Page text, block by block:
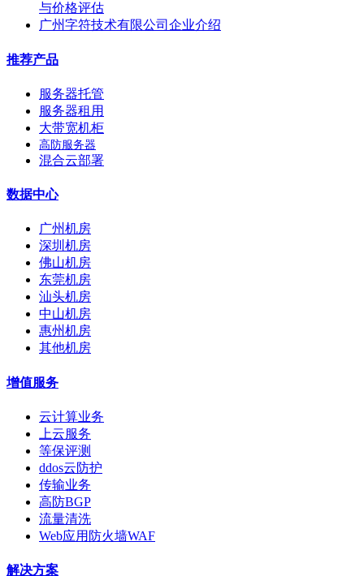
与价格评估
广州字符技术有限公司企业介绍
推荐产品
服务器托管
服务器租用
大带宽机柜
高防服务器
混合云部署
数据中心
广州机房
深圳机房
佛山机房
东莞机房
汕头机房
中山机房
惠州机房
其他机房
增值服务
云计算业务
上云服务
等保评测
ddos云防护
传输业务
高防BGP
流量清洗
Web应用防火墙WAF
解决方案